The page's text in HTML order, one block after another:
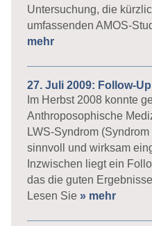
Untersuchung, die
umfassenden AMOS-
mehr
27. Juli 2009: Follow-
Im Herbst 2008 konnte
Anthroposophische
LWS-Syndrom
sinnvoll und wirksam
Inzwischen liegt ein
das die guten
Lesen Sie » mehr